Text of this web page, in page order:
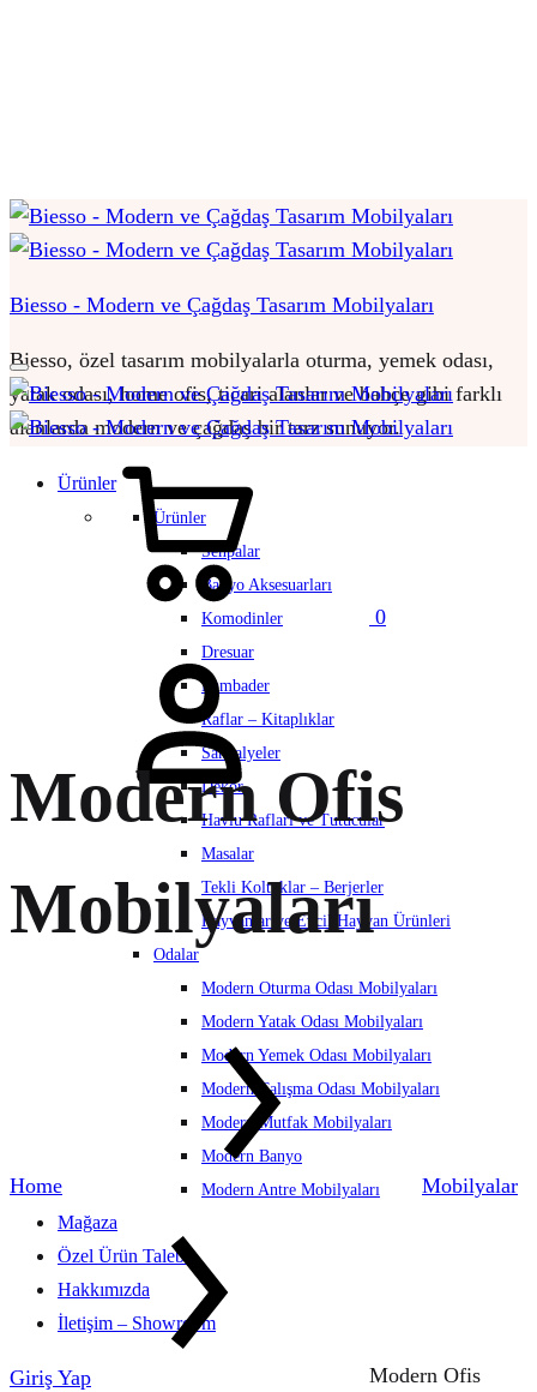
Biesso - Modern ve Çağdaş Tasarım Mobilyaları
Biesso, özel tasarım mobilyalarla oturma, yemek odası,
yatak odası, home ofis, ticari alanlar ve bahçe gibi farklı
alanlarda modern ve çağdaş bir tarz sunuyor.
Ürünler
Ürünler
Sehpalar
Banyo Aksesuarları
Komodinler
Dresuar
Lambader
Raflar – Kitaplıklar
Sandalyeler
Dekor
Havlu Rafları ve Tutucular
Masalar
Tekli Koltuklar – Berjerler
Hayvanlar ve Evcil Hayvan Ürünleri
Odalar
Modern Oturma Odası Mobilyaları
Modern Yatak Odası Mobilyaları
Modern Yemek Odası Mobilyaları
Modern Çalışma Odası Mobilyaları
Modern Mutfak Mobilyaları
Modern Banyo
Modern Antre Mobilyaları
Mağaza
Özel Ürün Talebi
Hakkımızda
İletişim – Showroom
Giriş Yap
0
Modern Ofis
Mobilyaları
Home Mobilyalar
Modern Ofis